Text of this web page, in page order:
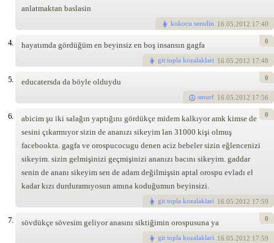
anlatmaktan baslasin
kokocu semdin 16.05.2012 17:40
4. hayatımda gördüğüm en beyinsiz en boş insansın gagfa
git topla kozalaklari 16.05.2012 17:48
0
5. educatersda da böyle olduydu
smurf 16.05.2012 17:56
0
6.
abicim şu iki salağın yaptığını gördükçe midem kalkıyor amk kimse de
sesini çıkarmıyor sizin de ananızı sikeyim lan 31000 kişi olmuş
facebookta. gagfa ve orospucocugu denen aciz bebeler sizin eğlencenizi
sikeyim. sizin gelmişinizi geçmişinizi ananızı bacını sikeyim. gaddar
senin de ananı sikeyim sen de adam değilmişsin aptal orospu evladı el
kadar kızı durduramıyosun amına koduğumun beyinsizi.
git topla kozalaklari 16.05.2012 17:59
0
7. sövdükçe sövesim geliyor anasını siktiğimin orospusuna ya
git topla kozalaklari 16.05.2012 17:59
0